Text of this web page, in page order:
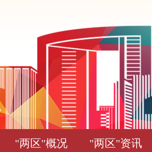
"两区"概况 "两区"资讯